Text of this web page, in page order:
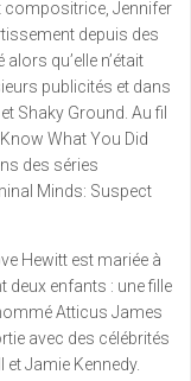
compositrice, Jennifer
depuis des
qu’elle n’était
publicités et dans
Shaky Ground. Au fil
What You Did
des séries
Minds: Suspect
Hewitt est mariée à
deux enfants : une fille
Atticus James
avec des célébrités
Jamie Kennedy.